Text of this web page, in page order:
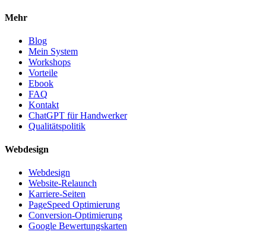
Mehr
Blog
Mein System
Workshops
Vorteile
Ebook
FAQ
Kontakt
ChatGPT für Handwerker
Qualitätspolitik
Webdesign
Webdesign
Website-Relaunch
Karriere-Seiten
PageSpeed Optimierung
Conversion-Optimierung
Google Bewertungskarten